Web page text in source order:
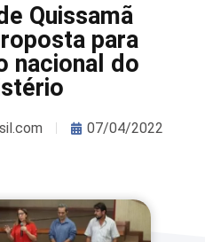
Quissamã
para
nacional do
07/04/2022